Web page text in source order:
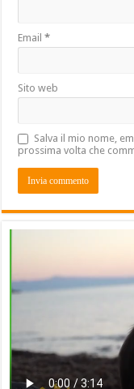
Email*
Sito web
Salva il mio nome,
prossima volta che